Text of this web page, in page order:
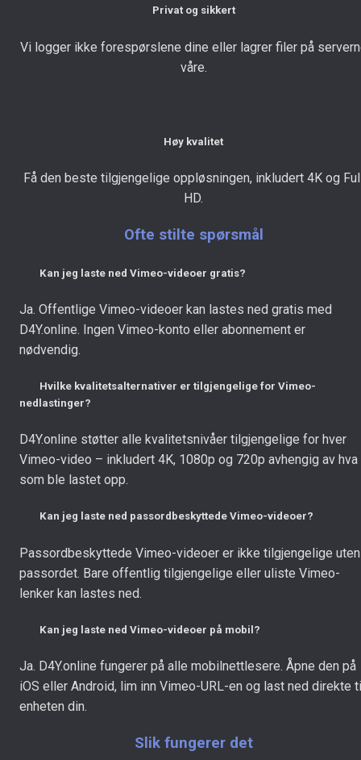
Privat og sikkert
Vi logger ikke forespørslene dine eller lagrer filer på
våre.
Høy kvalitet
Få den beste tilgjengelige oppløsningen, inkludert 4K og
HD.
Ofte stilte spørsmål
Kan jeg laste ned Vimeo-videoer gratis?
Ja. Offentlige Vimeo-videoer kan lastes ned gratis med
D4Y.online. Ingen Vimeo-konto eller abonnement er
nødvendig.
Hvilke kvalitetsalternativer er tilgjengelige for Vimeo-
nedlastinger?
D4Y.online støtter alle kvalitetsnivåer tilgjengelige for hver
Vimeo-video – inkludert 4K, 1080p og 720p avhengig av hva
som ble lastet opp.
Kan jeg laste ned passordbeskyttede Vimeo-videoer?
Passordbeskyttede Vimeo-videoer er ikke tilgjengelige uten
passordet. Bare offentlig tilgjengelige eller uliste Vimeo-
lenker kan lastes ned.
Kan jeg laste ned Vimeo-videoer på mobil?
Ja. D4Y.online fungerer på alle mobilnettlesere. Åpne den på
iOS eller Android, lim inn Vimeo-URL-en og last ned direkte
enheten din.
Slik fungerer det